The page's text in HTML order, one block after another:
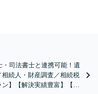
・司法書士と連携可能！遺
続人・財産調査／相続税
】【解決実績豊富】【電